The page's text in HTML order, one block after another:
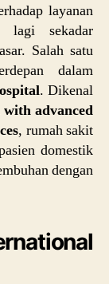
layanan
lagi sekadar
Salah satu
dalam
. Dikenal
advanced
, rumah sakit
domestik
dengan